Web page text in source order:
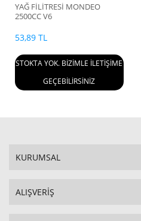
YAĞ FİLİTRESİ MONDEO
2500CC V6
53,89 TL
STOKTA YOK. BİZİMLE İLETİŞİME
GEÇEBİLİRSİNİZ
KURUMSAL
ALIŞVERİŞ